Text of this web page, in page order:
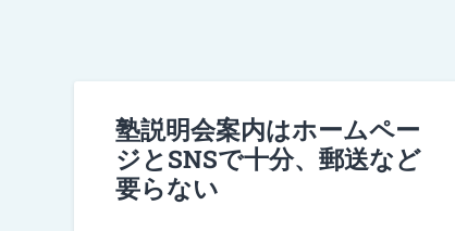
塾説明会案内はホームペー
ジとSNSで十分、郵送など
要らない